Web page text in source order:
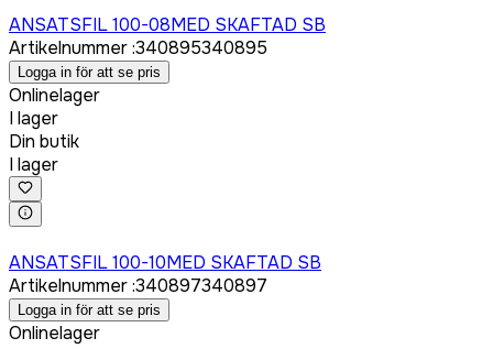
ANSATSFIL 100-08MED SKAFTAD SB
Artikelnummer:340895340895
Logga in för att se pris
Onlinelager
I lager
Din butik
I lager
ANSATSFIL 100-10MED SKAFTAD SB
Artikelnummer:340897340897
Logga in för att se pris
Onlinelager